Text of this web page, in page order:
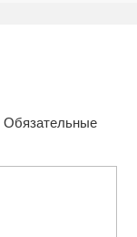
Обязательные